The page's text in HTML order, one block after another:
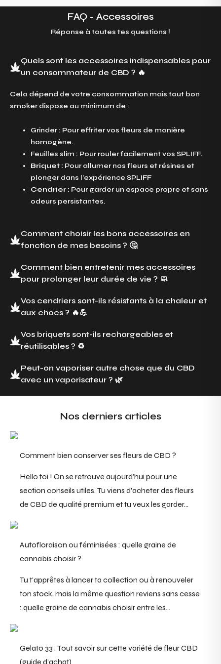
FAQ - Accessoires
Réponse à toutes tes questions !
Quels sont les accessoires indispensables pour
un consommateur de CBD ? 🔥
Cela dépend de votre consommation mais tout bon
smoker dispose au minimum de :
Grinder : Pour effriter vos fleurs de manière
homogène.
Feuilles slim : Pour rouler facilement vos SPLIFF.
Briquet : Pour allumer nos fleurs et résines et
plonger dans l’expérience SPLIFF
Cendrier : Pour garder un espace propre et sans
odeurs persistantes.
Comment choisir les bons accessoires en
fonction de mes besoins ? 🤔
Comment bien entretenir mes accessoires
pour prolonger leur durée de vie ? 🧼
Vos cendriers sont-ils résistants à la chaleur et
aux chocs ? 🔥💪
Vos briquets sont-ils rechargeables et
réutilisables ? ♻️
Peut-on vaporiser autre chose que du CBD
avec un vaporisateur ? 🌿
Nos derniers articles
Comment bien conserver ses fleurs de CBD ?
Hello toi ! On se retrouve aujourd’hui pour une
section conseils utiles. Tu viens d'acheter des fleurs
de CBD de qualité premium et tu veux les garder...
Autofloraison ou féminisées : quelle graine de
cannabis choisir ?
Tu t'apprêtes à lancer ta collection ou à renouveler
ton stock, mais la même question reviens sans cesse
: quelle graine de cannabis choisir entre les...
Gelato 33 : Tout savoir sur cette variété de fleur CBD
(guide d’achat)